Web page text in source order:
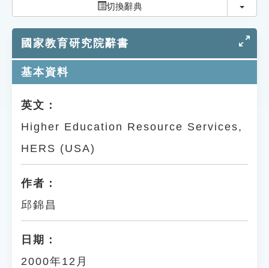
教學應用
貓頭鷹博士
切換辭典 切換
國家教育研究院辭書
基本資料
英文：
Higher Education Resource Services,
HERS (USA)
作者：
邱錦昌
日期：
2000年12月